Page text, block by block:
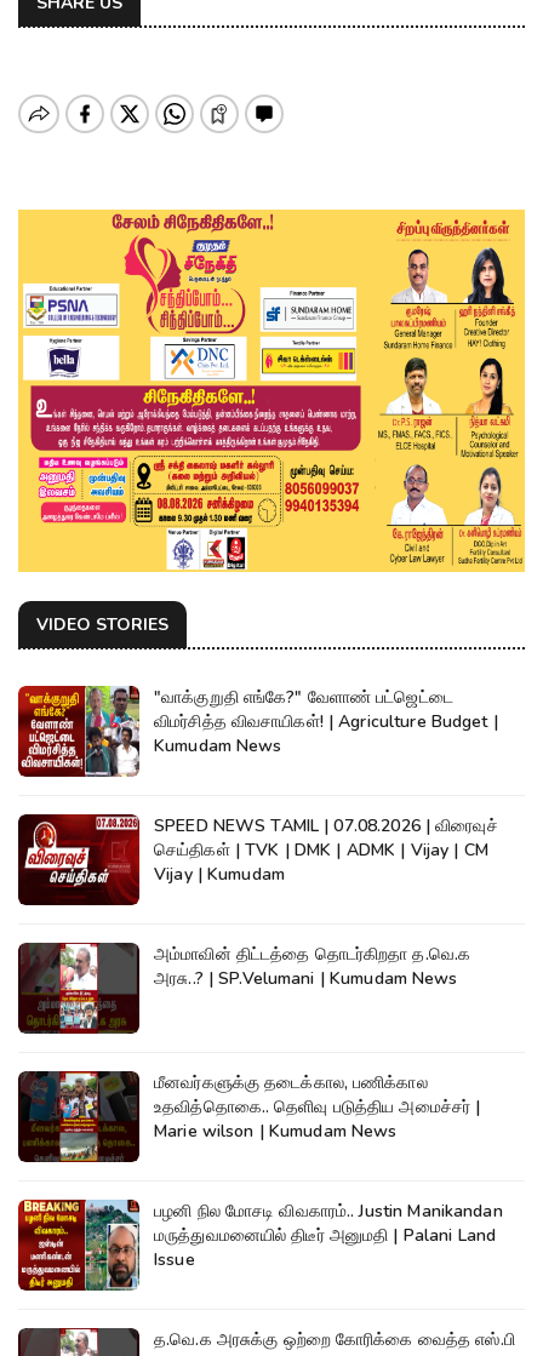
VIDEO STORIES
"வாக்குறுதி எங்கே?" வேளாண் பட்ஜெட்டை
விமர்சித்த விவசாயிகள்! | Agriculture Budget |
Kumudam News
SPEED NEWS TAMIL | 07.08.2026 | விரைவுச்
செய்திகள் | TVK | DMK | ADMK | Vijay | CM
Vijay | Kumudam
அம்மாவின் திட்டத்தை தொடர்கிறதா த.வெ.க
அரசு..? | SP.Velumani | Kumudam News
மீனவர்களுக்கு தடைக்கால, பணிக்கால
உதவித்தொகை.. தெளிவு படுத்திய அமைச்சர் |
Marie wilson | Kumudam News
பழனி நில மோசடி விவகாரம்.. Justin Manikandan
மருத்துவமனையில் திடீர் அனுமதி | Palani Land
Issue
த.வெ.க அரசுக்கு ஒற்றை கோரிக்கை வைத்த எஸ்.பி